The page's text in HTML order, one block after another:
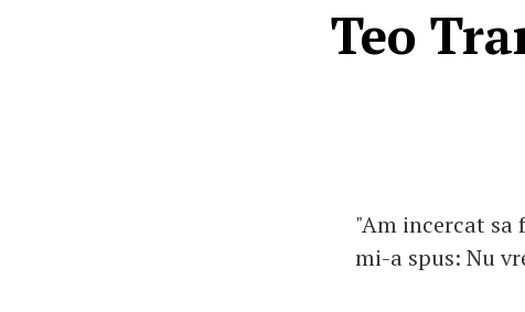
Teo
"Am incercat sa
mi-a spus: Nu